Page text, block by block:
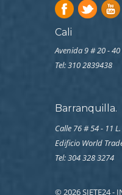
Cali
Avenida 9 # 20 -
Tel:310 2839438
Barranquilla.
Calle 76 # 54 - 11
Edificio World
Tel: 304 328 3274
© 2026 SIETE24 -